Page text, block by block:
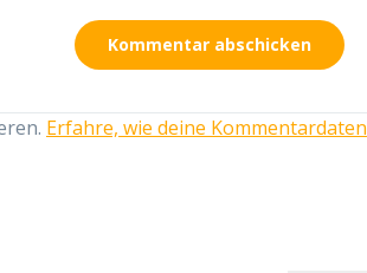
Erfahre, wie deine Kommentardaten